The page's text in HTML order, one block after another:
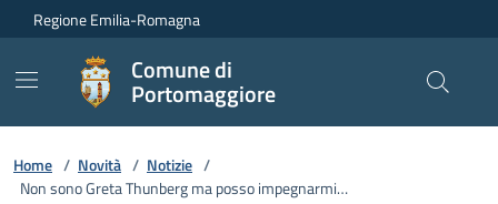
Vai ai contenuti
Vai al footer
Regione Emilia-Romagna
Comune di
Portomaggiore
Home / Novità / Notizie /
Non sono Greta Thunberg ma posso impegnarmi…